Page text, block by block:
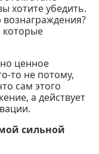
хотите убедить.
которые
ценное
то не потому,
сам этого
а действует
сильной